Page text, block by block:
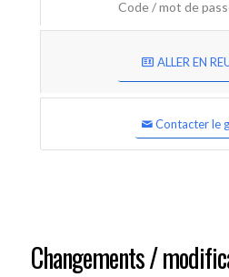
Code / mot de
ALLER EN
Contacter le
Changements /